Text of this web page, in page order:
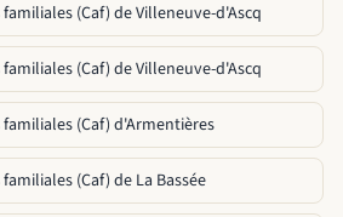
(Caf) de Villeneuve-d'Ascq
(Caf) de Villeneuve-d'Ascq
(Caf) d'Armentières
(Caf) de La Bassée